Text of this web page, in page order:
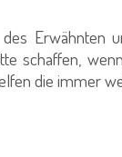
Erwähnten
schaffen,
die immer